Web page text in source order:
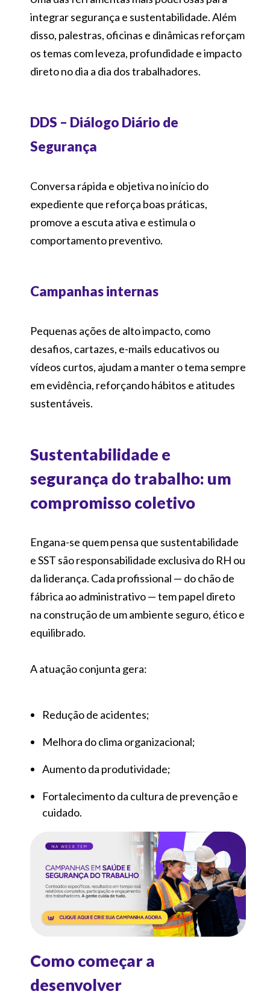
integrar segurança e sustentabilidade. Além
disso, palestras, oficinas e dinâmicas reforçam
os temas com leveza, profundidade e impacto
direto no dia a dia dos trabalhadores.
DDS – Diálogo Diário de
Segurança
Conversa rápida e objetiva no início do
expediente que reforça boas práticas,
promove a escuta ativa e estimula o
comportamento preventivo.
Campanhas internas
Pequenas ações de alto impacto, como
desafios, cartazes, e-mails educativos ou
vídeos curtos, ajudam a manter o tema sempre
em evidência, reforçando hábitos e atitudes
sustentáveis.
Sustentabilidade e
segurança do trabalho: um
compromisso coletivo
Engana-se quem pensa que sustentabilidade
e SST são responsabilidade exclusiva do RH ou
da liderança. Cada profissional — do chão de
fábrica ao administrativo — tem papel direto
na construção de um ambiente seguro, ético e
equilibrado.
A atuação conjunta gera:
Redução de acidentes;
Melhora do clima organizacional;
Aumento da produtividade;
Fortalecimento da cultura de prevenção e
cuidado.
Como começar a
desenvolver